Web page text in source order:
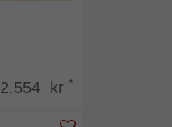
2.554 kr *